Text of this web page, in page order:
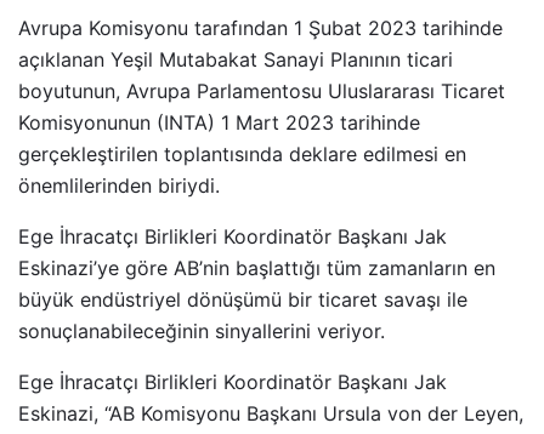
Avrupa Komisyonu tarafından 1 Şubat 2023 tarihinde
açıklanan Yeşil Mutabakat Sanayi Planının ticari
boyutunun, Avrupa Parlamentosu Uluslararası Ticaret
Komisyonunun (INTA) 1 Mart 2023 tarihinde
gerçekleştirilen toplantısında deklare edilmesi en
önemlilerinden biriydi.
Ege İhracatçı Birlikleri Koordinatör Başkanı Jak
Eskinazi’ye göre AB’nin başlattığı tüm zamanların en
büyük endüstriyel dönüşümü bir ticaret savaşı ile
sonuçlanabileceğinin sinyallerini veriyor.
Ege İhracatçı Birlikleri Koordinatör Başkanı Jak
Eskinazi, “AB Komisyonu Başkanı Ursula von der Leyen,